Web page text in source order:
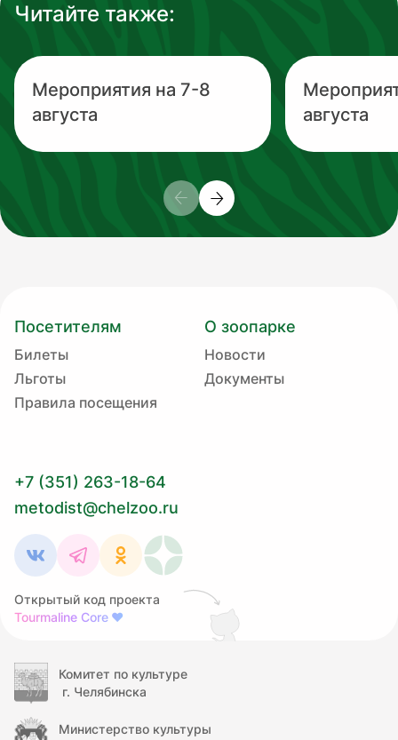
Читайте также:
Мероприятия на 7-8
августа
августа
Посетителям
Билеты
Льготы
Правила посещения
О зоопарке
Новости
Документы
+7 (351) 263-18-64
metodist@chelzoo.ru
Открытый код проекта
Tourmaline Core ❤
Комитет по культуре
г. Челябинска
Министерство культуры